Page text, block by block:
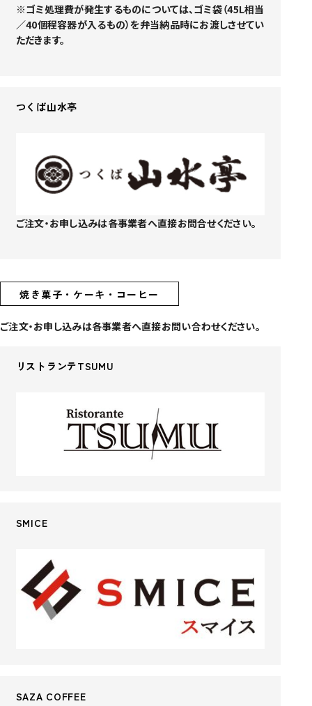
※ゴミ処理費が発生するものについては、ゴミ袋（45L相当
／40個程容器が入るもの）を弁当納品時にお渡しさせてい
ただきます。
つくば山水亭
ご注文・お申し込みは各事業者へ直接お問合せください。
焼き菓子・ケーキ・コーヒー
ご注文・お申し込みは各事業者へ直接お問い合わせください。
リストランテTSUMU
SMICE
SAZA COFFEE